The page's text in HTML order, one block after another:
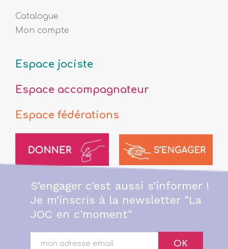
Catalogue
Mon compte
Espace jociste
Espace accompagnateur
Espace fédérations
S’engager c’est aussi s’informer !
Je m’inscris à la newsletter "La
JOC en c'moment"
OK